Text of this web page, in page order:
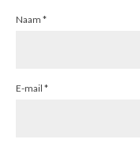
Naam *
E-mail *